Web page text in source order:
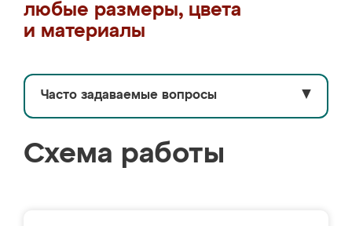
любые размеры, цвета
и материалы
Часто задаваемые вопросы ▼
Схема работы